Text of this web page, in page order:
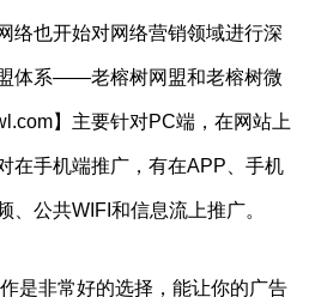
络也开始对网络营销领域进行深
体系——老榕树网盟和老榕树微
】主要针对PC端，在网站上
在手机端推广，有在APP、手机
、公共WIFI和信息流上推广。
是非常好的选择，能让你的广告